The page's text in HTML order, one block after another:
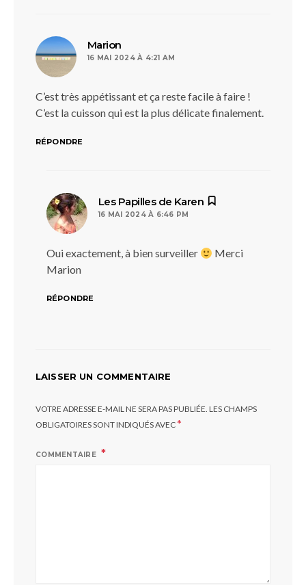
Marion
16 MAI 2024 À 4:21 AM
C’est très appétissant et ça reste facile à faire !
C’est la cuisson qui est la plus délicate finalement.
RÉPONDRE
Les Papilles de Karen
16 MAI 2024 À 6:46 PM
Oui exactement, à bien surveiller
Merci
Marion
RÉPONDRE
LAISSER UN COMMENTAIRE
VOTRE ADRESSE E-MAIL NE SERA PAS PUBLIÉE. LES CHAMPS
OBLIGATOIRES SONT INDIQUÉS AVEC*
COMMENTAIRE